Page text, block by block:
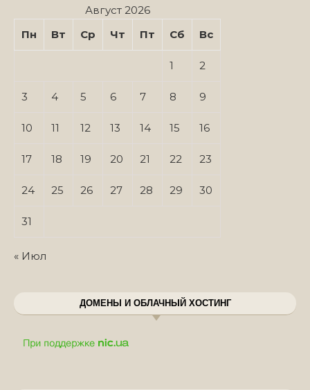
Август 2026
Пн
Вт Ср Чт Пт Сб Вс
1 2
3 4 5 6 7 8 9
10 11 12 13 14 15 16
17 18 19 20 21 22 23
24 25 26 27 28 29 30
31
« Июл
ДОМЕНЫ И ОБЛАЧНЫЙ ХОСТИНГ